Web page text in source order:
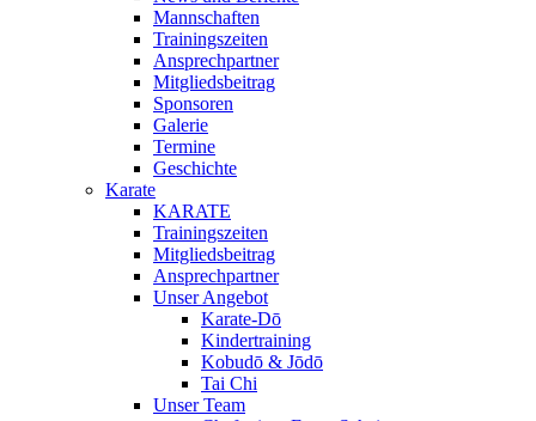
Mannschaften
Trainingszeiten
Ansprechpartner
Mitgliedsbeitrag
Sponsoren
Galerie
Termine
Geschichte
Karate
KARATE
Trainingszeiten
Mitgliedsbeitrag
Ansprechpartner
Unser Angebot
Karate-Dō
Kindertraining
Kobudō & Jōdō
Tai Chi
Unser Team